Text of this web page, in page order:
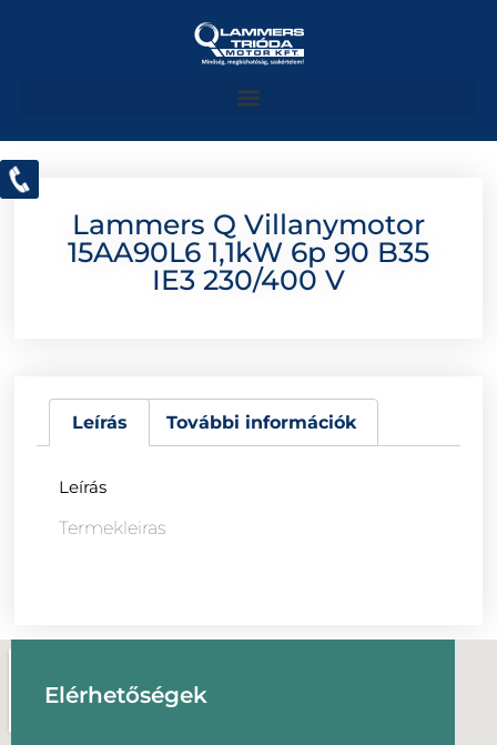
Lammers Q Villanymotor
15AA90L6 1,1kW 6p 90 B35
IE3 230/400 V
Leírás További információk
Leírás
Termekleiras
Elérhetőségek